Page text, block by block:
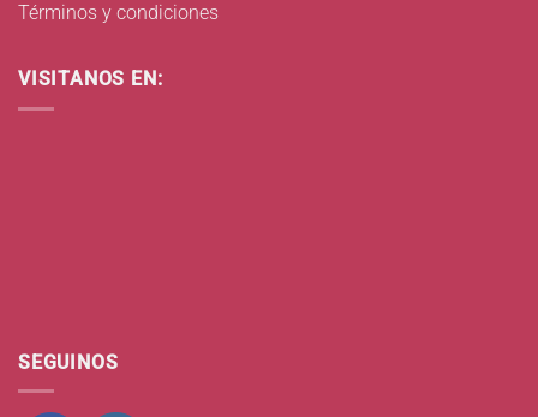
Términos y condiciones
VISITANOS EN:
SEGUINOS